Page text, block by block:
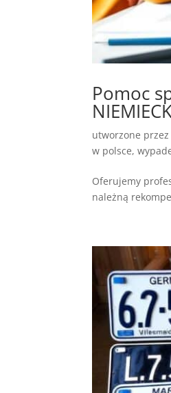
Pomoc
utworzone
w polsce,
Oferujemy
należną